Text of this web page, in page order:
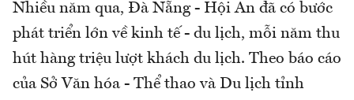
Nhiều năm qua, Đà Nẵng - Hội An đã có bước
phát triển lớn về kinh tế - du lịch, mỗi năm thu
hút hàng triệu lượt khách du lịch. Theo báo cáo
của Sở Văn hóa - Thể thao và Du lịch tỉnh